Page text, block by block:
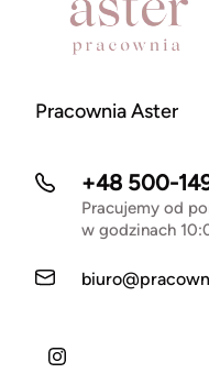
Pracownia Aster
+48 500-
Pracujemy od
w godzinach